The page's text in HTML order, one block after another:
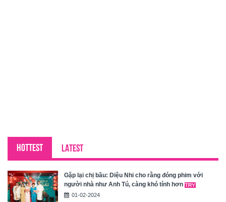
HOTTEST LATEST
Gặp lại chị bầu: Diệu Nhi cho rằng đóng phim với
người nhà như Anh Tú, càng khó tính hơn
01-02-2024